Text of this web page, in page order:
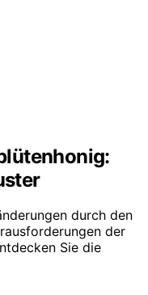
durch den
der
Sie die